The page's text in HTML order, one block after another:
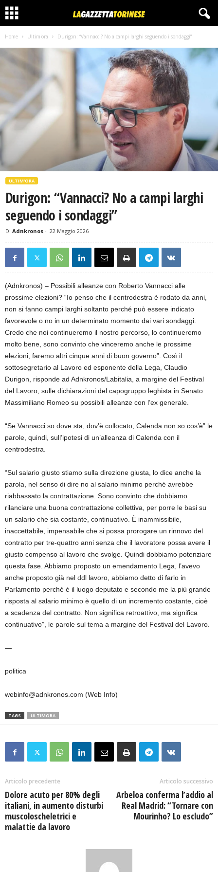
Home Ultim'ora Durigon: “Vannacci? No a campi larghi seguendo i sondaggi”
ULTIM'ORA
Durigon: “Vannacci? No a campi larghi
seguendo i sondaggi”
Di Adnkronos - 22 Maggio 2026
(Adnkronos) – Possibili alleanze con Roberto Vannacci alle
prossime elezioni? “Io penso che il centrodestra è rodato da anni,
non si fanno campi larghi soltanto perché può essere indicato
favorevole o no in un determinato momento dai vari sondaggi.
Credo che noi continueremo il nostro percorso, lo continueremo
molto bene, sono convinto che vinceremo anche le prossime
elezioni, faremo altri cinque anni di buon governo”. Così il
sottosegretario al Lavoro ed esponente della Lega, Claudio
Durigon, risponde ad Adnkronos/Labitalia, a margine del Festival
del Lavoro, sulle dichiarazioni del capogruppo leghista in Senato
Massimiliano Romeo su possibili alleanze con l’ex generale.
“Se Vannacci so dove sta, dov’è collocato, Calenda non so cos’è” le
parole, quindi, sull’ipotesi di un’alleanza di Calenda con il
centrodestra.
“Sul salario giusto stiamo sulla direzione giusta, lo dice anche la
parola, nel senso di dire no al salario minimo perché avrebbe
riabbassato la contrattazione. Sono convinto che dobbiamo
rilanciare una buona contrattazione collettiva, per porre le basi su
un salario che sia costante, continuativo. È inammissibile,
inaccettabile, impensabile che si possa prorogare un rinnovo del
contratto per tre-quattro anni senza che il lavoratore possa avere il
giusto compenso al lavoro che svolge. Quindi dobbiamo potenziare
questa fase. Abbiamo proposto un emendamento Lega, l’avevo
anche proposto già nel ddl lavoro, abbiamo detto di farlo in
Parlamento perché è il luogo deputato e secondo me la più grande
risposta al salario minimo è quello di un incremento costante, cioè
a scadenza del contratto. Non significa retroattivo, ma significa
continuativo”, le parole sul tema a margine del Festival del Lavoro.
—
politica
webinfo@adnkronos.com (Web Info)
TAGS ULTIMORA
Articolo precedente
Dolore acuto per 80% degli
italiani, in aumento disturbi
muscoloscheletrici e
malattie da lavoro
Articolo successivo
Arbeloa conferma l’addio al
Real Madrid: “Tornare con
Mourinho? Lo escludo”